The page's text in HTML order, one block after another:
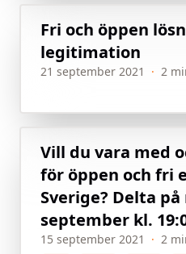
Fri och öppen
legitimation
21 september 2021 · 2
Vill du vara med
för öppen och fri
Sverige? Delta
september kl.
15 september 2021 · 2